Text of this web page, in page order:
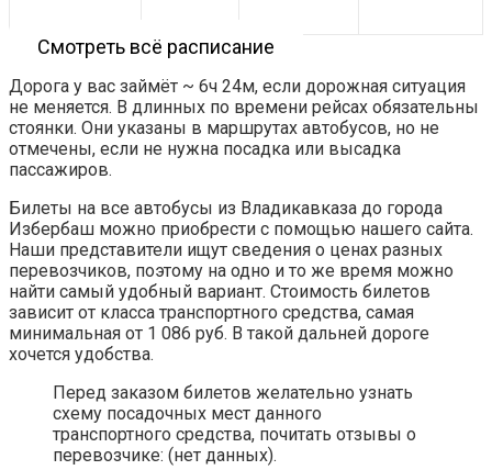
Смотреть всё расписание
Дорога у вас займёт ~ 6ч 24м, если дорожная ситуация
не меняется. В длинных по времени рейсах обязательны
стоянки. Они указаны в маршрутах автобусов, но не
отмечены, если не нужна посадка или высадка
пассажиров.
Билеты на все автобусы из Владикавказа до города
Избербаш можно приобрести с помощью нашего сайта.
Наши представители ищут сведения о ценах разных
перевозчиков, поэтому на одно и то же время можно
найти самый удобный вариант. Стоимость билетов
зависит от класса транспортного средства, самая
минимальная от 1 086 руб. В такой дальней дороге
хочется удобства.
Перед заказом билетов желательно узнать
схему посадочных мест данного
транспортного средства, почитать отзывы о
перевозчике: (нет данных).